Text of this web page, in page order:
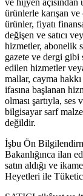
ürünlerle karışan ve
ürünler, fiyatı
değişen ve satıcı
hizmetler, abonelik
gazete ve dergi gibi
edilen hizmetler
mallar, cayma
ifasına başlanan
olması şartıyla, ses
bilgisayar sarf
değildir.
İşbu Ön
Bakanlığınca ilan
satın aldığı ve
Heyetleri ile